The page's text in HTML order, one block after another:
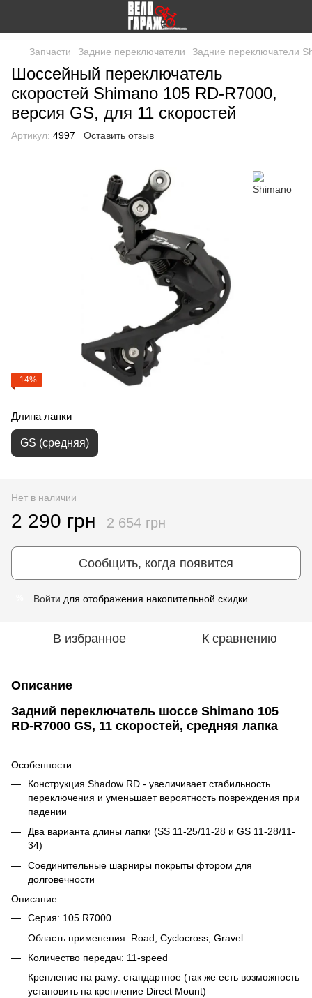
Запчасти Задние переключатели Задние переключатели
Шоссейный переключатель
скоростей Shimano 105 RD-R7000,
версия GS, для 11 скоростей
Артикул: 4997 Оставить отзыв
-14%
Длина лапки
GS (средняя)
Нет в наличии
2 290 грн 2 654 грн
Сообщить, когда появится
Войти для отображения накопительной скидки
В избранное К сравнению
Описание
Задний переключатель шоссе Shimano 105
RD-R7000 GS, 11 скоростей, средняя лапка
Особенности:
Конструкция Shadow RD - увеличивает стабильность
переключения и уменьшает вероятность повреждения при
падении
Два варианта длины лапки (SS 11-25/11-28 и GS 11-28/11-
34)
Соединительные шарниры покрыты фтором для
долговечности
Описание:
Серия: 105 R7000
Область применения: Road, Cyclocross, Gravel
Количество передач: 11-speed
Крепление на раму: стандартное (так же есть возможность
установить на крепление Direct Mount)